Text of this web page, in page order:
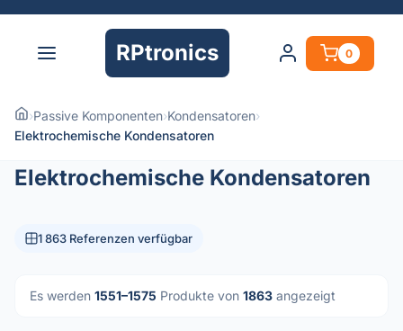
RPtronics 0
›Passive Komponenten›Kondensatoren›
Elektrochemische Kondensatoren
Elektrochemische Kondensatoren
1 863 Referenzen verfügbar
Es werden 1551–1575 Produkte von 1863 angezeigt